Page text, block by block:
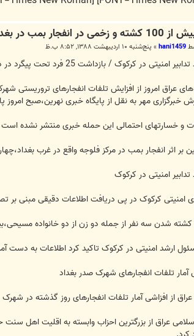
hani1459
» پنج‌شنبه ۱۰ اردیبهشت ۱۳۸۸, ۸:۵۲ ب.ظ
امنیتی در کرکوک / بازداشت 25 فرد تحت پیگرد در دیاله
عراق امروز از افزایش تلفات انفجارهای تروریستی
خبرگزاری مهر به نقل از پایگاه خبری نهرین،صبح
و خسارتهای احتمالی این حمله خبری منتشر نشده
بر اثر انفجار بمب در مرکز فلوجه واقع در غرب
امنیتی در کرکوک
امنیتی کرکوک در پی دریافت اطلاعات دقیقی مبنی بر
سه نفر از جمله دو زن از دو خانواده مسیحی،بیش از 300 گشتی پلیس در تمام مناطق شهر کرکوک برای جلوگیری از وقوع حملات مسلحانه
ارشد امنیتی در کرکوک تاکید کرد اطلاعات به دست
آمار تلفات انفجارهای شهرک صدر بغداد
افزاشی آمار تلفات انفجارهای روز گذشته در شهرک صدر بغداد به 51 نفر خبر داد.در این
عراق از بزرگترین احزاب وابسته به اقلیت اهل